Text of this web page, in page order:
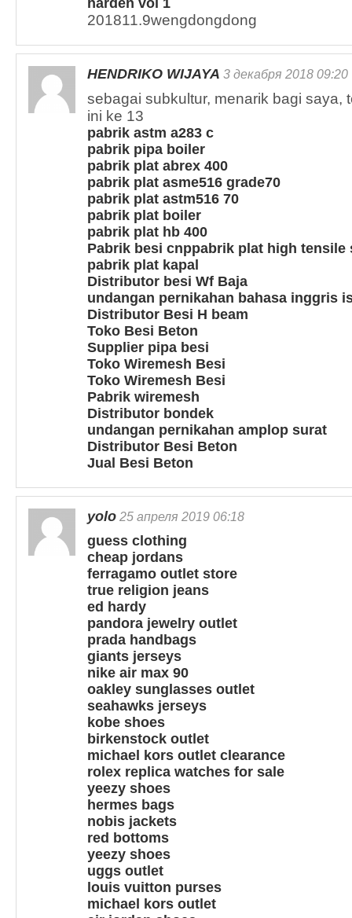
harden vol 1
201811.9wengdongdong
HENDRIKO WIJAYA 3 декабря 2018 09:20
sebagai subkultur, menarik bagi saya,
ini ke 13
pabrik astm a283 c
pabrik pipa boiler
pabrik plat abrex 400
pabrik plat asme516 grade70
pabrik plat astm516 70
pabrik plat boiler
pabrik plat hb 400
Pabrik besi cnppabrik plat high tensile
pabrik plat kapal
Distributor besi Wf Baja
undangan pernikahan bahasa inggris
Distributor Besi H beam
Toko Besi Beton
Supplier pipa besi
Toko Wiremesh Besi
Toko Wiremesh Besi
Pabrik wiremesh
Distributor bondek
undangan pernikahan amplop surat
Distributor Besi Beton
Jual Besi Beton
yolo 25 апреля 2019 06:18
guess clothing
cheap jordans
ferragamo outlet store
true religion jeans
ed hardy
pandora jewelry outlet
prada handbags
giants jerseys
nike air max 90
oakley sunglasses outlet
seahawks jerseys
kobe shoes
birkenstock outlet
michael kors outlet clearance
rolex replica watches for sale
yeezy shoes
hermes bags
nobis jackets
red bottoms
yeezy shoes
uggs outlet
louis vuitton purses
michael kors outlet